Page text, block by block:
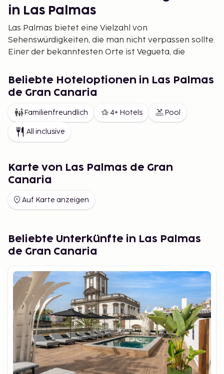
in Las Palmas
Las Palmas bietet eine Vielzahl von
Sehenswürdigkeiten, die man nicht verpassen sollte.
Einer der bekanntesten Orte ist Vegueta, die
historischen Gebäuden. Hier können Sie die Catedral
de Santa Ana und viele Museen besuchen, wie etwa
Besuch auf der Insel erzählt.
Aktivitäten in Las Palmas auf
Gran Canaria
Es gibt unzählige Aktivitäten in Las Palmas für alle
Arten von Reisenden. Wenn Sie Sonne und Meer
lieben, sollten Sie den Las Canteras Strand
besuchen, einen der besten Strände auf Gran
Canaria, wo Sie auf dem goldenen Sand entspannen
können. Für Abenteuerlustige gibt es auch mehrere
Wanderwege, die beeindruckende Ausblicke auf die
Insel bieten.
Die besten Strände in Las
Palmas zum Sonnen und Baden
Der Las Canteras Strand ist einer der beliebtesten,
aber es gibt auch weniger bekannte Strände in der
Nähe der Stadt. Playa de Las Alcaravaneras ist
perfekt für einen ruhigeren Tag am Meer, während
Playa de la Laja eine privatere und entlegenere
Atmosphäre bietet, ideal für diejenigen, die
Beliebte Hoteloptionen in Las Palmas
de Gran Canaria
Familienfreundlich 4+ Hotels Pool
All inclusive
Karte von Las Palmas de Gran
Canaria
Auf Karte anzeigen
Beliebte Unterkünfte in Las Palmas
de Gran Canaria